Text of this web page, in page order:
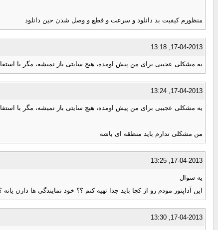
منظورم کیفیت بد دانلود و سرعت و قطع و وصل شدن حین دانلود
17-04-2013, 13:18
یه مشکلی عجیبی برای من پیش اومده، هیچ سایتی باز نمیشه، مگر با
17-04-2013, 13:24
یه مشکلی عجیبی برای من پیش اومده، هیچ سایتی باز نمیشه، مگر با
من مشکلی ندارم باید منطقه ای باشه
17-04-2013, 13:25
یه سوال
این آداپتور مودم رو از کجا باید جدا تهیه کنم ؟؟ خود نمایندگی ها دارن یانه
17-04-2013, 13:30